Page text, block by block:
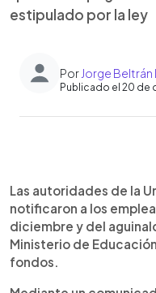
estipulado por la ley
Por Jorge Beltrán
Publicado el 20 de
► Escuchar
Las autoridades de la
notificaron a los
diciembre y del
Ministerio de
fondos.